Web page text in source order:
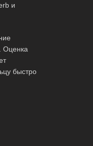
и
Оценка
быстро